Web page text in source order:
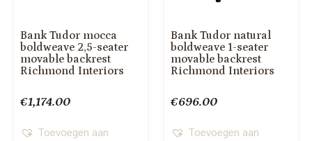
Bank Tudor mocca
boldweave 2,5-seater
movable backrest
Richmond Interiors
€1,174.00
Toevoegen aan
Bank Tudor natural
boldweave 1-seater
movable backrest
Richmond Interiors
€696.00
Toevoegen aan